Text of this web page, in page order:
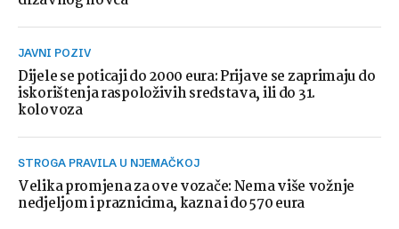
JAVNI POZIV
Dijele se poticaji do 2000 eura: Prijave se zaprimaju do
iskorištenja raspoloživih sredstava, ili do 31.
kolovoza
STROGA PRAVILA U NJEMAČKOJ
Velika promjena za ove vozače: Nema više vožnje
nedjeljom i praznicima, kazna i do 570 eura